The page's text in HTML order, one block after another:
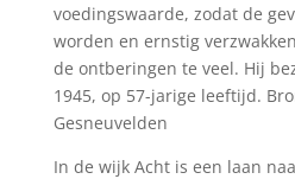
voedingswaarde, zodat de
worden en ernstig
de ontberingen te veel. Hij
1945, op 57-jarige leeftijd.
Gesneuvelden
In de wijk Acht is een laan